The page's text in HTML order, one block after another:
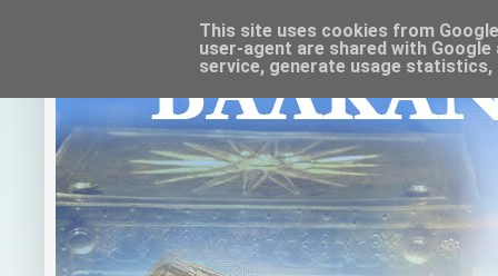
This site uses cookies from
user-agent are shared with
service, generate usage statistics,